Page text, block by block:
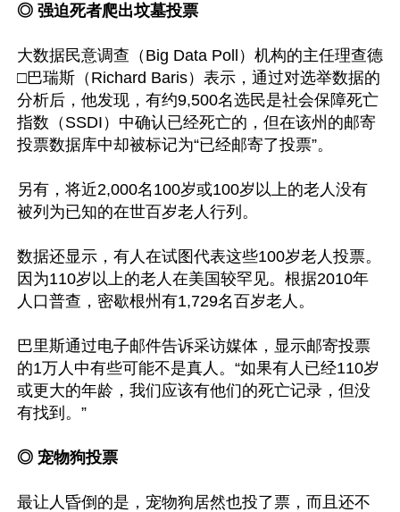
◎ 强迫死者爬出坟墓投票
大数据民意调查（Big Data Poll）机构的主任理查德
□巴瑞斯（Richard Baris）表示，通过对选举数据的
分析后，他发现，有约9,500名选民是社会保障死亡
指数（SSDI）中确认已经死亡的，但在该州的邮寄
投票数据库中却被标记为“已经邮寄了投票”。
另有，将近2,000名100岁或100岁以上的老人没有
被列为已知的在世百岁老人行列。
数据还显示，有人在试图代表这些100岁老人投票。
因为110岁以上的老人在美国较罕见。根据2010年
人口普查，密歇根州有1,729名百岁老人。
巴里斯通过电子邮件告诉采访媒体，显示邮寄投票
的1万人中有些可能不是真人。“如果有人已经110岁
或更大的年龄，我们应该有他们的死亡记录，但没
有找到。”
◎ 宠物狗投票
最让人昏倒的是，宠物狗居然也投了票，而且还不